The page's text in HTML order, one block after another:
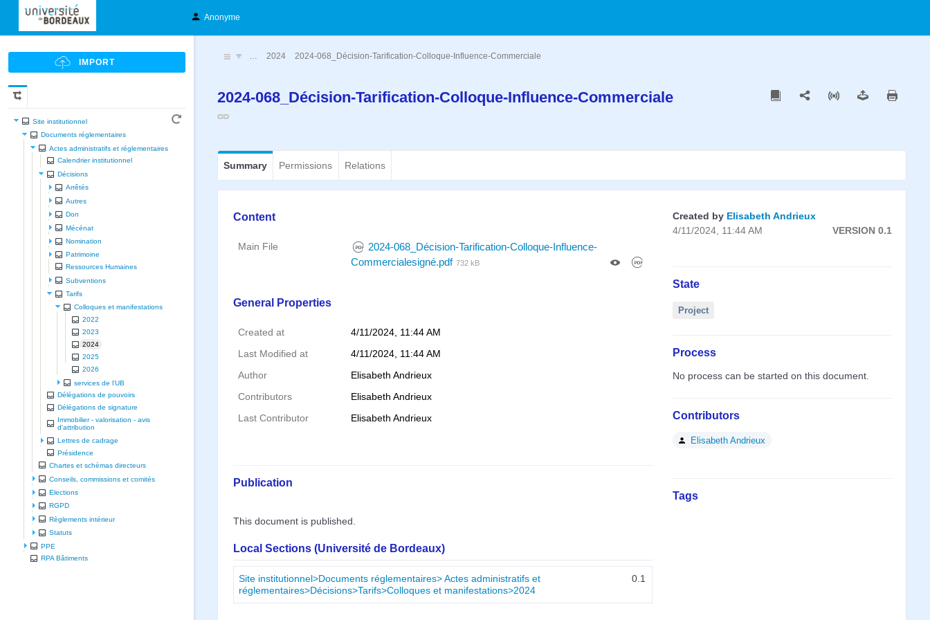
Anonyme
Site institutionnel
Documents réglementaires
Actes administratifs et réglementaires
Calendrier institutionnel
Décisions
Arrêtés
Autres
Don
Mécénat
Nomination
Patrimoine
Ressources Humaines
Subventions
Tarifs
Colloques et manifestations
2022
2023
2024
2025
2026
services de l'UB
Délégations de pouvoirs
Délégations de signature
Immobilier - valorisation - avis
d'attribution
Lettres de cadrage
Présidence
Chartes et schèmas directeurs
Conseils, commissions et comités
Elections
RGPD
Règlements intérieur
Statuts
PPE
RPA Bâtiments
… 2024 2024-068_Décision-Tarification-Colloque-Influence-Commerciale
2024-068_Décision-Tarification-Colloque-Influence-Commerciale
Summary Permissions Relations
Content
Main File
2024-068_Décision-Tarification-Colloque-Influence-
Commercialesigné.pdf 732 kB
General Properties
Created at 4/11/2024, 11:44 AM
Last Modified at 4/11/2024, 11:44 AM
Author Elisabeth Andrieux
Contributors Elisabeth Andrieux
Last Contributor Elisabeth Andrieux
Publication
This document is published.
Local Sections (Université de Bordeaux)
Site institutionnel>Documents réglementaires> Actes administratifs et
réglementaires>Décisions>Tarifs>Colloques et manifestations>2024
0.1
Created by Elisabeth Andrieux
4/11/2024, 11:44 AM
VERSION 0.1
State
Project
Process
No process can be started on this document.
Contributors
Elisabeth Andrieux
Tags